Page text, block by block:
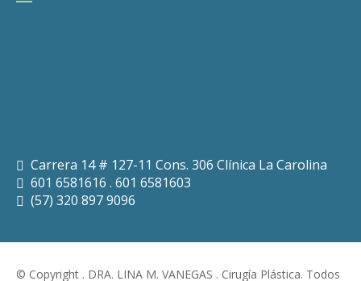
Carrera 14 # 127-11 Cons. 306 Clínica La Carolina
601 6581616 . 601 6581603
(57) 320 897 9096
© Copyright . DRA. LINA M. VANEGAS . Cirugía Plástica. Todos